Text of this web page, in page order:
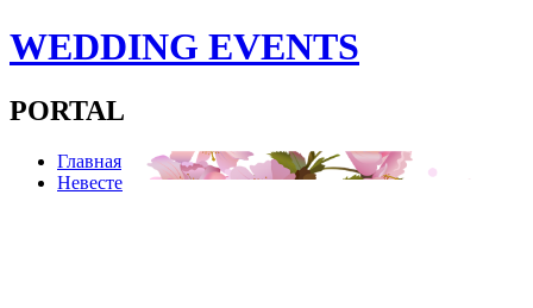
WEDDING EVENTS
PORTAL
Главная
Невесте